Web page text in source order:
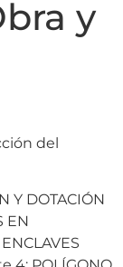
y
del
Y DOTACIÓN
EN